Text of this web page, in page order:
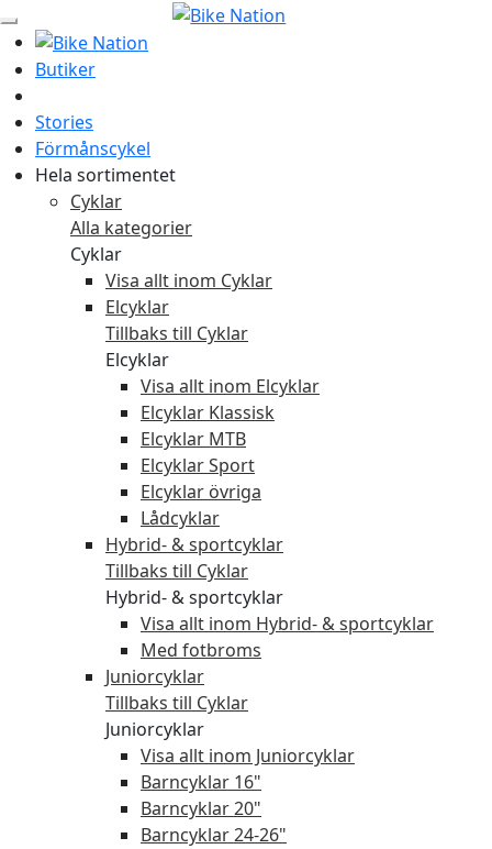
Butiker
Stories
Förmånscykel
Hela sortimentet
Cyklar
Alla kategorier
Cyklar
Visa allt inom Cyklar
Elcyklar
Tillbaks till Cyklar
Elcyklar
Visa allt inom Elcyklar
Elcyklar Klassisk
Elcyklar MTB
Elcyklar Sport
Elcyklar övriga
Lådcyklar
Hybrid- & sportcyklar
Tillbaks till Cyklar
Hybrid- & sportcyklar
Visa allt inom Hybrid- & sportcyklar
Med fotbroms
Juniorcyklar
Tillbaks till Cyklar
Juniorcyklar
Visa allt inom Juniorcyklar
Barncyklar 16"
Barncyklar 20"
Barncyklar 24-26"